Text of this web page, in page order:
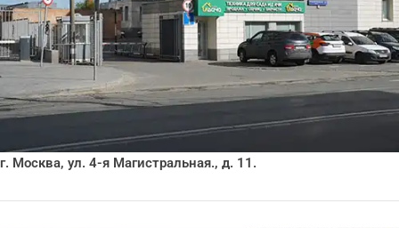
г. Москва, ул. 4-я Магистральная., д. 11.